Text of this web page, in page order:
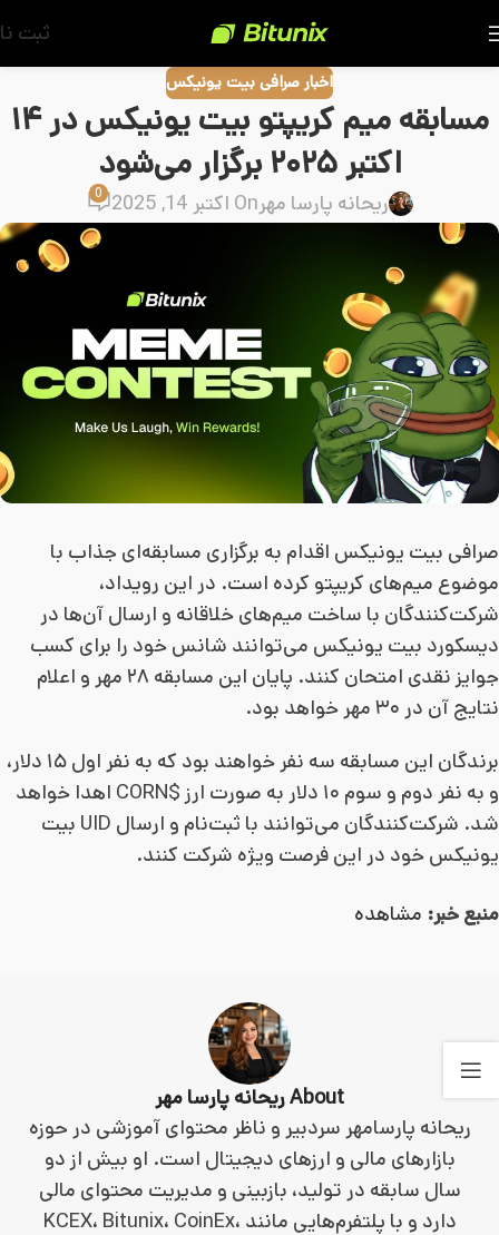
ثبت
اخبار صرافی بیت یونیکس
مسابقه میم کریپتو بیت یونیکس در ۱۴
اکتبر ۲۰۲۵ برگزار می‌شود
ریحانه پارسا مهرOn اکتبر 14, 2025 0
صرافی بیت یونیکس اقدام به برگزاری مسابقه‌ای جذاب با
موضوع میم‌های کریپتو کرده است. در این رویداد،
شرکت‌کنندگان با ساخت میم‌های خلاقانه و ارسال آن‌ها در
دیسکورد بیت یونیکس می‌توانند شانس خود را برای کسب
جوایز نقدی امتحان کنند. پایان این مسابقه ۲۸ مهر و اعلام
نتایج آن در ۳۰ مهر خواهد بود.
برندگان این مسابقه سه نفر خواهند بود که به نفر اول ۱۵ دلار،
و به نفر دوم و سوم ۱۰ دلار به صورت ارز $CORN اهدا خواهد
شد. شرکت‌کنندگان می‌توانند با ثبت‌نام و ارسال UID بیت
یونیکس خود در این فرصت ویژه شرکت کنند.
منبع خبر: مشاهده
About ریحانه پارسا مهر
ریحانه پارسامهر سردبیر و ناظر محتوای آموزشی در حوزه
بازارهای مالی و ارزهای دیجیتال است. او بیش از دو
سال سابقه در تولید، بازبینی و مدیریت محتوای مالی
دارد و با پلتفرم‌هایی مانند KCEX، Bitunix، CoinEx،